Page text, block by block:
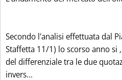
Secondo l'analisi effettuata dal
Staffetta 11/1) lo scorso anno si
del differenziale tra le due
invers...